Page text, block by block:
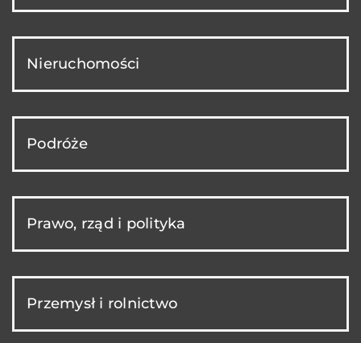
Nieruchomości
Podróże
Prawo, rząd i polityka
Przemysł i rolnictwo